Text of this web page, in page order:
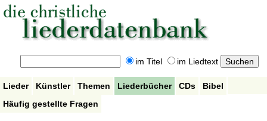
im Titel im Liedtext
Lieder Künstler Themen Liederbücher CDs
Bibel
Häufig gestellte Fragen